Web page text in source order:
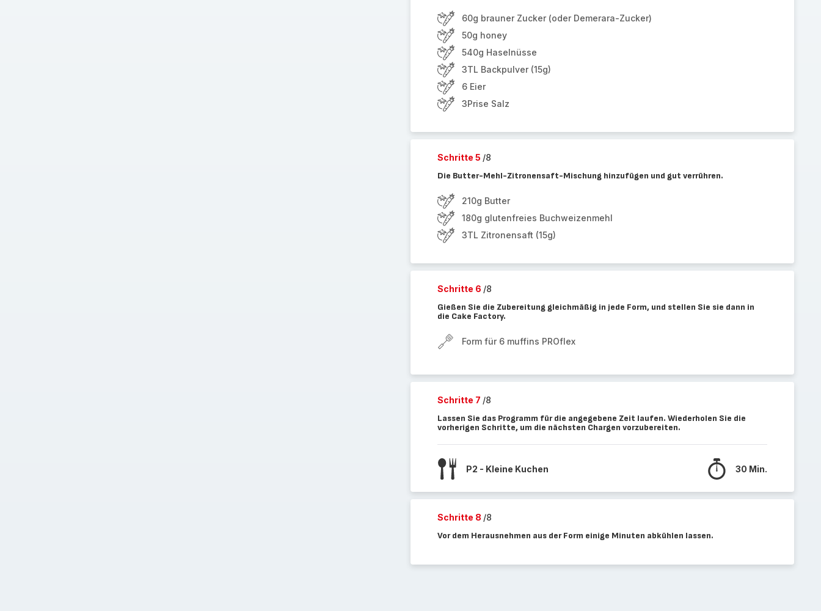
60g brauner Zucker (oder Demerara-Zucker)
50g honey
540g Haselnüsse
3TL Backpulver (15g)
6 Eier
3Prise Salz
Schritte 5 /8
Die Butter-Mehl-Zitronensaft-Mischung hinzufügen und gut verrühren.
210g Butter
180g glutenfreies Buchweizenmehl
3TL Zitronensaft (15g)
Schritte 6 /8
Gießen Sie die Zubereitung gleichmäßig in jede Form, und stellen Sie sie dann in
die Cake Factory.
Form für 6 muffins PROflex
Schritte 7 /8
Lassen Sie das Programm für die angegebene Zeit laufen. Wiederholen Sie die
vorherigen Schritte, um die nächsten Chargen vorzubereiten.
P2 - Kleine Kuchen 30 Min.
Schritte 8 /8
Vor dem Herausnehmen aus der Form einige Minuten abkühlen lassen.